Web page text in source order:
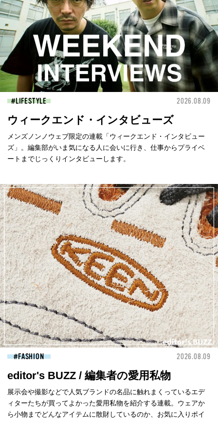
LIFESTYLE 2026.08.09
ウィークエンド・インタビューズ
メンズノンノウェブ限定の連載「ウィークエンド・インタビュー
ズ」。編集部がいま気になる人に会いに行き、仕事からプライベ
ートまでじっくりインタビューします。
FASHION 2026.08.09
editor's BUZZ / 編集者の愛用私物
展示会や撮影などで人気ブランドの名品に触れまくっているエデ
ィターたちが買ってよかった愛用私物を紹介する連載。ウェアか
ら小物までどんなアイテムに散財しているのか、お気に入りポイ